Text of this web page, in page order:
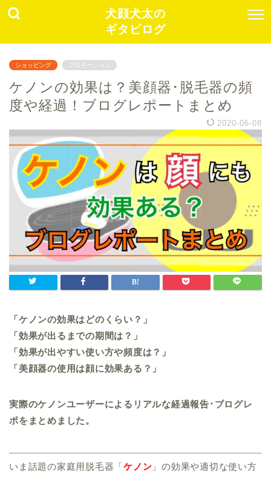
犬顔犬太の
ギタビログ
ショッピング プロモーション
ケノンの効果は？美顔器･脱毛器の頻
度や経過！ブログレポートまとめ
2020-06-08
「ケノンの効果はどのくらい？」
「効果が出るまでの期間は？」
「効果が出やすい使い方や頻度は？」
「美顔器の使用は顔に効果ある？」
実際のケノンユーザーによるリアルな経過報告･ブログレ
ポをまとめました。
いま話題の家庭用脱毛器「ケノン 」の効果や適切な使い方